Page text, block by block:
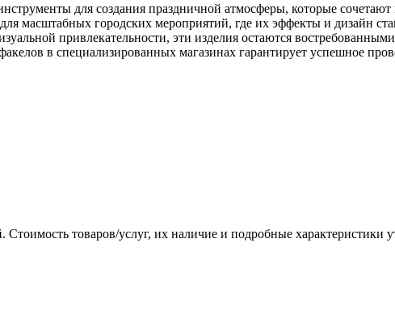
для создания праздничной атмосферы, которые
масштабных городских мероприятий, где их эффекты и дизайн
привлекательности, эти изделия остаются
в специализированных магазинах гарантирует успешное
товаров/услуг, их наличие и подробные характеристики